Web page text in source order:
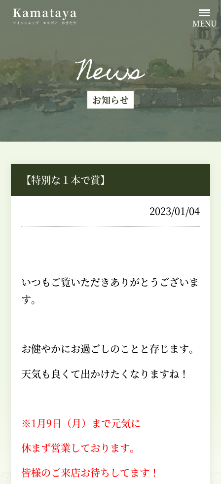
MENU
News
お知らせ
【特別な１本で賞】
2023/01/04
いつもご覧いただきありがとうございま
す。
お健やかにお過ごしのことと存じます。
天気も良くて出かけたくなりますね！
※1月9日（月）まで元気に
休まず営業しております。
皆様のご来店お待ちしてます！